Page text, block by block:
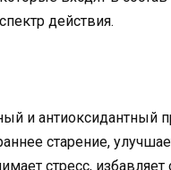
действия.
и антиоксидантный
старение,
стресс, избавляет